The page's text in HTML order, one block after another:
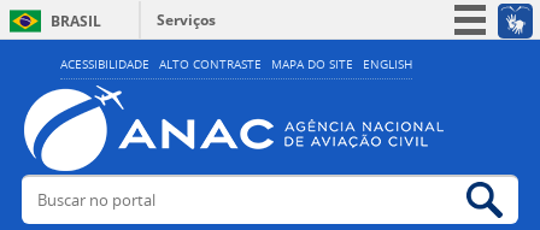
ACESSIBILIDADE ALTO CONTRASTE MAPA DO SITE ENGLISH
BRASIL
Serviços
Simplifique!
Acesso à informação
Legislação
Buscar no portal